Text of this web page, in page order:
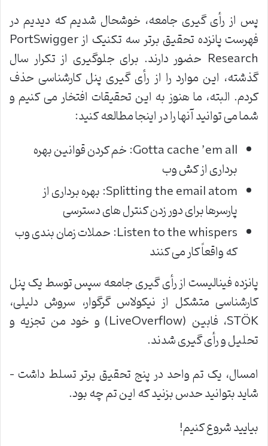
پس از رأی گیری جامعه، خوشحال شدیم که دیدیم در
فهرست پانزده تحقیق برتر سه تکنیک ازPortSwigger
Research حضور دارند. برای جلوگیری از تکرار سال
گذشته، این موارد را از رأی گیری پنل کارشناسی حذف
کردم. البته، ما هنوز به این تحقیقات افتخار می کنیم و
شما می توانید آنها را در اینجا مطالعه کنید:
Gotta cache ’em all: خم کردن قوانین بهره
برداری از کش وب
Splitting the email atom: بهره برداری از
پارسرها برای دور زدن کنترل های دسترسی
Listen to the whispers: حملات زمان بندی وب
که واقعاً کار می کنند
پانزده فینالیست از رأی گیری جامعه سپس توسط یک پنل
کارشناسی متشکل از نیکولاس گرگوار، سروش دلیلی،
STÖK، فابین (LiveOverflow)
و خود من تجزیه و
تحلیل و رأی گیری شدند.
امسال، یک تم واحد در پنج تحقیق برتر تسلط داشت –
شاید بتوانید حدس بزنید که این تم چه بود.
بیایید شروع کنیم!